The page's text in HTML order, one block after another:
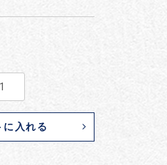
に入れる